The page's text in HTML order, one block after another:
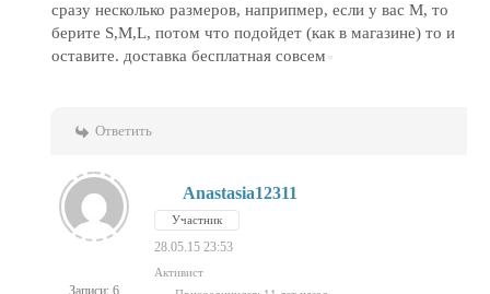
сразу несколько размеров, наприпмер, если у вас М, то
берите S,M,L, потом что подойдет (как в магазине) то и
оставите. доставка бесплатная совсем
Ответить
Записи: 6
Anastasia12311
Участник
28.05.15 23:53
Активист